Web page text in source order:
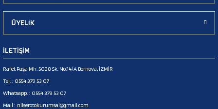
ÜYELİK
İLETİŞİM
Rafet Paşa Mh. 5038 Sk. No:14/A Bornova, İZMİR
Tel. : 0554 379 53 07
Whatsapp. : 0554 379 53 07
Mail : nilserotokurumsal@gmail.com